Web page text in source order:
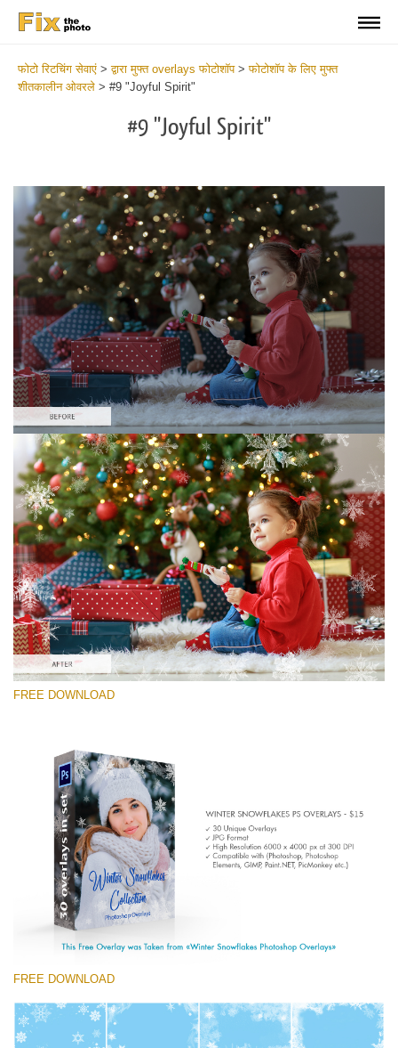
फोटो रिटचिंग सेवाएं >द्वारा मुफ्त overlays फोटोशॉप>फोटोशॉप के लिए मुफ्त
शीतकालीन ओवरले > #9 "Joyful Spirit"
#9 "Joyful Spirit"
कृपया चुने
Free Photoshop Overlay #9
Small 800*533px
Winter Snowflakes
(30 Overlays)
Large 6000*4000px
Large 6000*4000px
Entire Collection
(1783 Overlays)
Large 6000*4000px
मुफ्त डाउनलोड
FREE DOWNLOAD
FREE DOWNLOAD